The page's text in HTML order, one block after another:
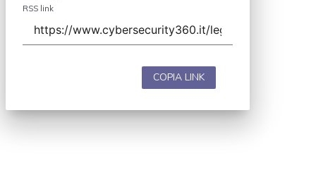
RSS link
COPIA LINK